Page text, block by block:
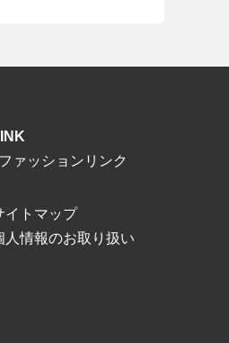
ファッションリンク
イトマップ
人情報のお取り扱い